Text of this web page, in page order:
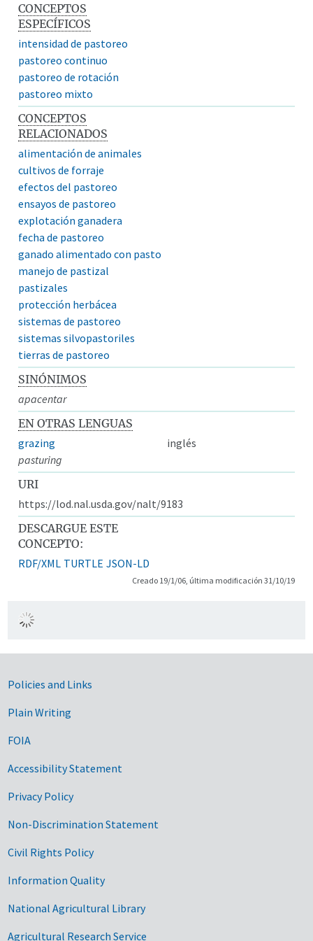
CONCEPTOS
ESPECÍFICOS
intensidad de pastoreo
pastoreo continuo
pastoreo de rotación
pastoreo mixto
CONCEPTOS
RELACIONADOS
alimentación de animales
cultivos de forraje
efectos del pastoreo
ensayos de pastoreo
explotación ganadera
fecha de pastoreo
ganado alimentado con pasto
manejo de pastizal
pastizales
protección herbácea
sistemas de pastoreo
sistemas silvopastoriles
tierras de pastoreo
SINÓNIMOS
apacentar
EN OTRAS LENGUAS
grazing
inglés
pasturing
URI
https://lod.nal.usda.gov/nalt/9183
DESCARGUE ESTE
CONCEPTO:
RDF/XML TURTLE JSON-LD
Creado 19/1/06, última modificación 31/10/19
Government Links
Policies and Links
Plain Writing
FOIA
Accessibility Statement
Privacy Policy
Non-Discrimination Statement
Civil Rights Policy
Information Quality
National Agricultural Library
Agricultural Research Service